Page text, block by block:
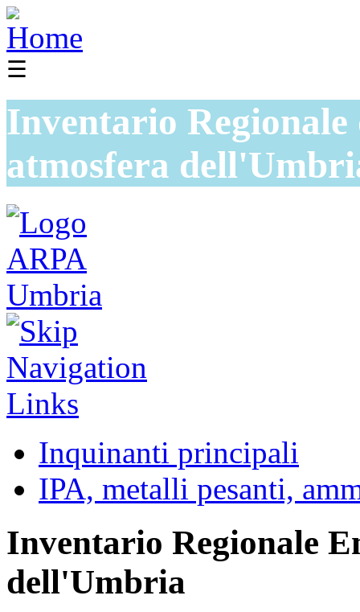
☰
Inventario
atmosfera
Inquinanti principali
IPA, metalli pesanti,
Inventario Regionale
dell'Umbria